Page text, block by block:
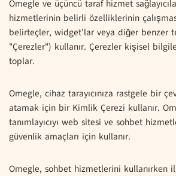
Omegle ve üçüncü taraf hizmet
hizmetlerinin belirli özelliklerinin
belirteçler, widget'lar veya diğer benzer
"Çerezler") kullanır. Çerezler kişisel
toplar.
Omegle, cihaz tarayıcınıza rastgele bir
atamak için bir Kimlik Çerezi kullanır.
tanımlayıcıyı web sitesi ve sohbet
güvenlik amaçları için kullanır.
Omegle, sohbet hizmetlerini kullanırken